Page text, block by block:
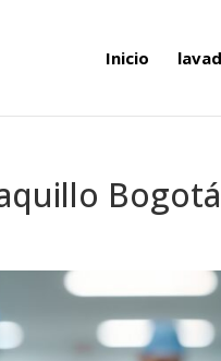
Inicio